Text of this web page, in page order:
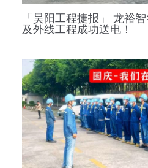
「昊阳工程捷报」 龙裕
及外线工程成功送电！